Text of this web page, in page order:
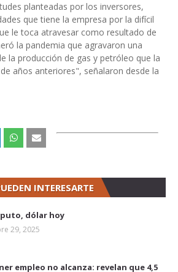
planteadas por los inversores,
que tiene la empresa por la difícil
le toca atravesar como resultado de
la pandemia que agravaron una
la producción de gas y petróleo que la
años anteriores", señalaron desde la
INTERESARTE
dólar hoy
29, 2025
empleo no alcanza: revelan que 4,5